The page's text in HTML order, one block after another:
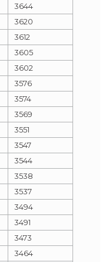
3644
3620
3612
3605
3602
3576
3574
3569
3551
3547
3544
3538
3537
3494
3491
3473
3464